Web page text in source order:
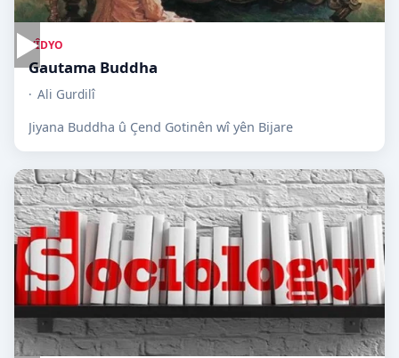
▶VÎDYO
Gautama Buddha
Ali Gurdilî
Jiyana Buddha û Çend Gotinên wî yên Bijare